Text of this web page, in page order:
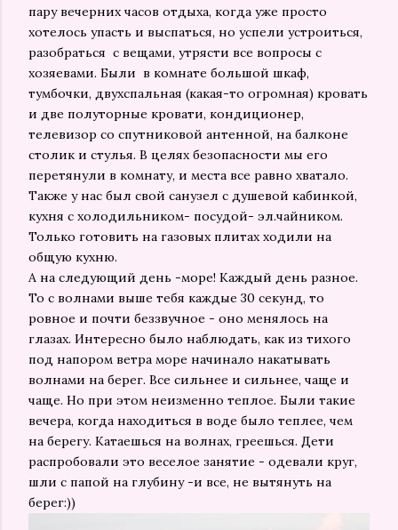
пару вечерних часов отдыха, когда уже просто
хотелось упасть и выспаться, но успели устроиться,
разобраться с вещами, утрясти все вопросы с
хозяевами. Были в комнате большой шкаф,
тумбочки, двухспальная (какая-то огромная) кровать
и две полуторные кровати, кондиционер,
телевизор со спутниковой антенной, на балконе
столик и стулья. В целях безопасности мы его
перетянули в комнату, и места все равно хватало.
Также у нас был свой санузел с душевой кабинкой,
кухня с холодильником- посудой- эл.чайником.
Только готовить на газовых плитах ходили на
общую кухню.
А на следующий день -море! Каждый день разное.
То с волнами выше тебя каждые 30 секунд, то
ровное и почти беззвучное - оно менялось на
глазах. Интересно было наблюдать, как из тихого
под напором ветра море начинало накатывать
волнами на берег. Все сильнее и сильнее, чаще и
чаще. Но при этом неизменно теплое. Были такие
вечера, когда находиться в воде было теплее, чем
на берегу. Катаешься на волнах, греешься. Дети
распробовали это веселое занятие - одевали круг,
шли с папой на глубину -и все, не вытянуть на
берег:))